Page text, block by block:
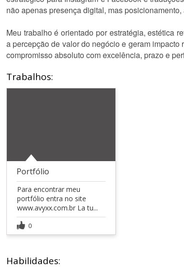
não apenas presença digital, mas
Meu trabalho é orientado por estratégia, estética
a percepção de valor do negócio e geram
compromisso absoluto com excelência, prazo e
Trabalhos:
Portfólio
Para encontrar meu
portfólio entra no site
www.avyxx.com.br La tu...
0
Habilidades: